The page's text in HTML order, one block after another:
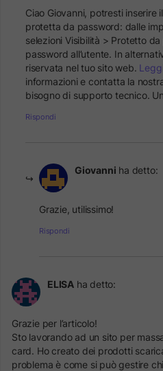
Ciao Giovanni, potresti inserire
protetta da password: dalle
selezioni Visibilità > Protetto
password all’utente. In
riservata nel tuo sito web.
informazioni e contatta la
bisogno di supporto tecnico.
Rispondi
Giovanni ha detto:
Grazie, utilissimo!
Rispondi
ELISA ha detto:
Grazie per l’articolo!
Sto lavorando ad un sito per
card. Ho creato dei prodotti
problema è come si può gestire